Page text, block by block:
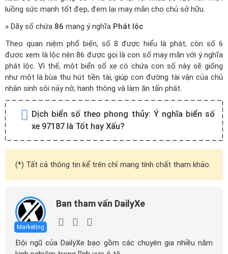
luồng sức mạnh tốt đẹp, đem lại may mắn cho chủ sở hữu.
» Dãy số chứa 86 mang ý nghĩa Phát lộc
Theo quan niệm phổ biến, số 8 được hiểu là phát, còn số 6
được xem là lộc nên 86 được gọi là con số may mắn với ý nghĩa
phát lộc. Vì thế, một biển số xe có chứa con số này sẽ giống
như một lá bùa thu hút tiền tài, giúp con đường tài vận của chủ
nhân sinh sôi nảy nở, hanh thông và làm ăn tấn phát.
Dịch biển số theo phong thủy: Ý nghĩa biển số
xe 97187 là Tốt hay Xấu?
(*) Tất cả thông tin kể trên chỉ mang tính chất tham khảo.
Marketing
Ban tham vấn DailyXe
Đội ngũ của DailyXe bao gồm các chuyên gia nhiều năm